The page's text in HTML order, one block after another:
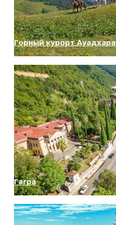
Горный курорт Ауадхара
Гагра